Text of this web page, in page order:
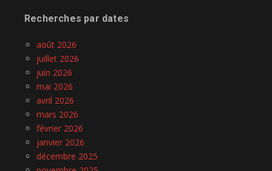
Recherches par dates
août 2026
juillet 2026
juin 2026
mai 2026
avril 2026
mars 2026
février 2026
janvier 2026
décembre 2025